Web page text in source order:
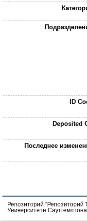
ID
Deposited
Последнее
Репозиторий "Репозиторий
Университете